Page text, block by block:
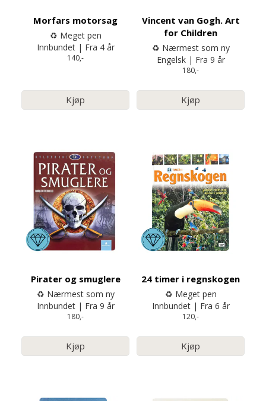
Morfars motorsag
♻️ Meget pen
Innbundet | Fra 4 år
140,-
Kjøp
Vincent van Gogh. Art
for Children
♻️ Nærmest som ny
Engelsk | Fra 9 år
180,-
Kjøp
Pirater og smuglere
♻️ Nærmest som ny
Innbundet | Fra 9 år
180,-
Kjøp
24 timer i regnskogen
♻️ Meget pen
Innbundet | Fra 6 år
120,-
Kjøp